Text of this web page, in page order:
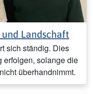
Landschaft
sich ständig. Dies
erfolgen, solange die
überhandnimmt.